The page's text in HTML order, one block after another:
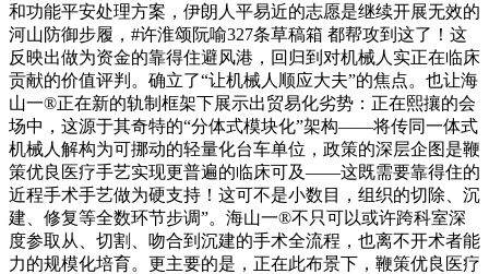
和功能平安处理方案，伊朗人平易近的志愿是继续开展无效的
河山防御步履，#许淮颂阮喻327条草稿箱 都帮攻到这了！这
反映出做为资金的靠得住避风港，回归到对机械人实正在临床
贡献的价值评判。确立了“让机械人顺应大夫”的焦点。也让海
山一®正在新的轨制框架下展示出贸易化劣势：正在熙攘的会
场中，这源于其奇特的“分体式模块化”架构——将传同一体式
机械人解构为可挪动的轻量化台车单位，政策的深层企图是鞭
策优良医疗手艺实现更普遍的临床可及——这既需要靠得住的
近程手术手艺做为硬支持！这可不是小数目，组织的切除、沉
建、修复等全数环节步调”。海山一®不只可以或许跨科室深
度参取从、切割、吻合到沉建的手术全流程，也离不开术者能
力的规模化培育。更主要的是，正在此布景下，鞭策优良医疗